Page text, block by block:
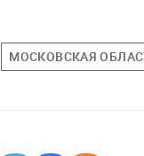
МОСКОВСКАЯ